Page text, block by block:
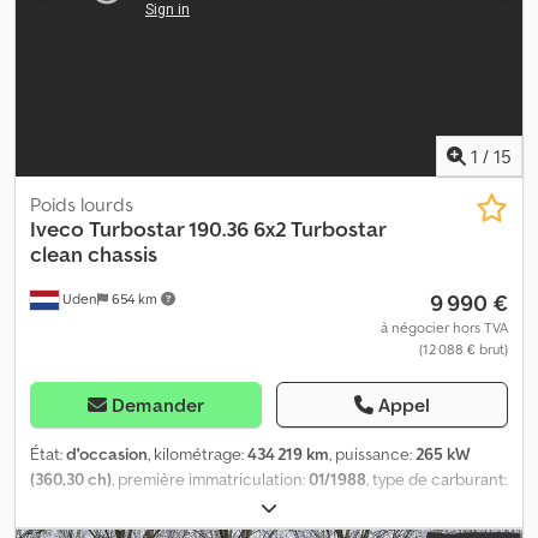
1 / 15
Uden 654 km
Poids lourds
IvecoTurbostar 190.36 6x2 Turbostar
clean chassis
9 990 €
à négocier hors TVA
(12 088 € brut)
Demander Appel
État:d'occasion, kilométrage:434 219 km, puissance:265 kW
(360,30 ch), première immatriculation:01/1988, type de carburant:
315/80 R22,5
d'essieux:6x2, carburant:diesel, cabine conducteur:cabine